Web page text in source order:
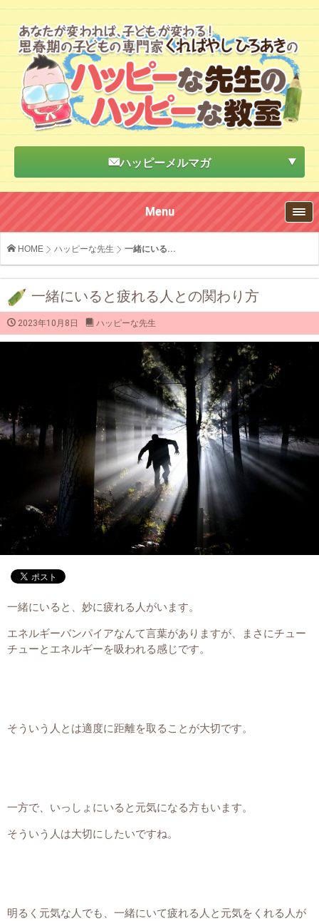
ハッピーメルマガ
Menu
HOME ハッピーな先生 一緒にいる...
一緒にいると疲れる人との関わり方
2023年10月8日 ハッピーな先生
一緒にいると、妙に疲れる人がいます。
エネルギーバンパイアなんて言葉がありますが、まさにチュー
チューとエネルギーを吸われる感じです。
そういう人とは適度に距離を取ることが大切です。
一方で、いっしょにいると元気になる方もいます。
そういう人は大切にしたいですね。
明るく元気な人でも、一緒にいて疲れる人と元気をくれる人が